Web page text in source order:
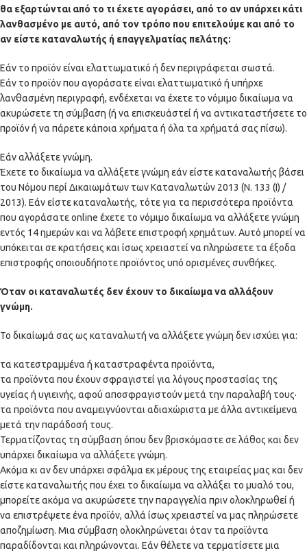
θα εξαρτώνται από το τι έχετε αγοράσει, από το αν υπάρχει κάτι
λανθασμένο με αυτό, από τον τρόπο που επιτελούμε και από το
αν είστε καταναλωτής ή επαγγελματίας πελάτης:
Εάν το προϊόν είναι ελαττωματικό ή δεν περιγράφεται σωστά.
Εάν το προϊόν που αγοράσατε είναι ελαττωματικό ή υπήρχε
λανθασμένη περιγραφή, ενδέχεται να έχετε το νόμιμο δικαίωμα να
ακυρώσετε τη σύμβαση (ή να επισκευάστεί ή να αντικαταστήσετε το
προϊόν ή να πάρετε κάποια χρήματα ή όλα τα χρήματά σας πίσω).
Εάν αλλάξετε γνώμη.
Έχετε το δικαίωμα να αλλάξετε γνώμη εάν είστε καταναλωτής βάσει
του Νόμου περί Δικαιωμάτων των Καταναλωτών 2013 (Ν. 133 (I) /
2013). Εάν είστε καταναλωτής, τότε για τα περισσότερα προϊόντα
που αγοράσατε online έχετε το νόμιμο δικαίωμα να αλλάξετε γνώμη
εντός 14 ημερών και να λάβετε επιστροφή χρημάτων. Αυτό μπορεί να
υπόκειται σε κρατήσεις και ίσως χρειαστεί να πληρώσετε τα έξοδα
επιστροφής οποιουδήποτε προϊόντος υπό ορισμένες συνθήκες.
Όταν οι καταναλωτές δεν έχουν το δικαίωμα να αλλάξουν
γνώμη.
Το δικαίωμά σας ως καταναλωτή να αλλάξετε γνώμη δεν ισχύει για:
τα κατεστραμμένα ή καταστραφέντα προϊόντα,
τα προϊόντα που έχουν σφραγιστεί για λόγους προστασίας της
υγείας ή υγιεινής, αφού αποσφραγιστούν μετά την παραλαβή τους·
τα προϊόντα που αναμειγνύονται αδιαχώριστα με άλλα αντικείμενα
μετά την παράδοσή τους.
Τερματίζοντας τη σύμβαση όπου δεν βρισκόμαστε σε λάθος και δεν
υπάρχει δικαίωμα να αλλάξετε γνώμη.
Ακόμα κι αν δεν υπάρχει σφάλμα εκ μέρους της εταιρείας μας και δεν
είστε καταναλωτής που έχει το δικαίωμα να αλλάξει το μυαλό του,
μπορείτε ακόμα να ακυρώσετε την παραγγελία πριν ολοκληρωθεί ή
να επιστρέψετε ένα προϊόν, αλλά ίσως χρειαστεί να μας πληρώσετε
αποζημίωση. Μια σύμβαση ολοκληρώνεται όταν τα προϊόντα
παραδίδονται και πληρώνονται. Εάν θέλετε να τερματίσετε μια